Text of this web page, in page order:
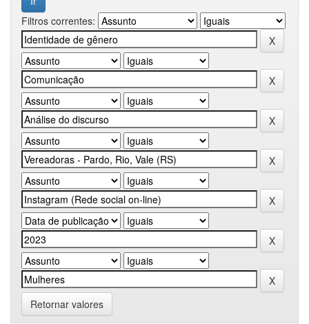
Filtros correntes:
Retornar valores